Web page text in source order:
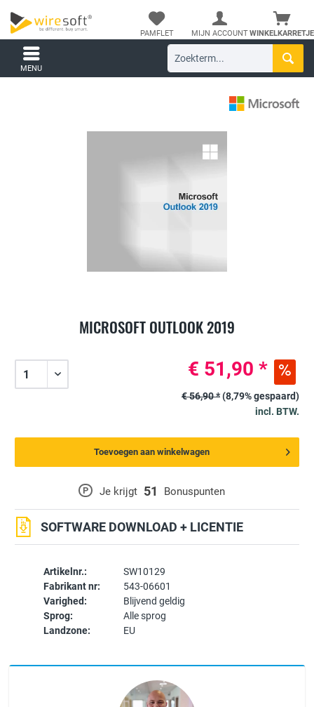
WINKELKARRETJE
PAMFLET MIJN ACCOUNT
MENU
MICROSOFT OUTLOOK 2019
Artikelnr.:
SW10129
Fabrikant nr:
543-06601
Varighed:
Blijvend geldig
Sprog:
Alle sprog
Landzone:
EU
P Je krijgt 51 Bonuspunten
SOFTWARE DOWNLOAD + LICENTIE
€ 51,90 *
€ 56,90 *(8,79% gespaard)
incl. BTW.
Toevoegen aan winkelwagen